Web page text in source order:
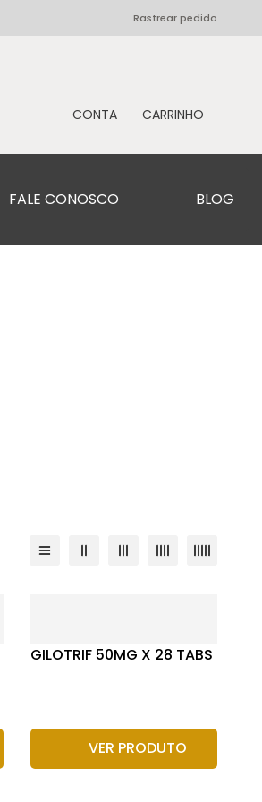
Rastrear pedido
FALE CONOSCO BLOG
GILOTRIF 50MG X 28 TABS
VER PRODUTO